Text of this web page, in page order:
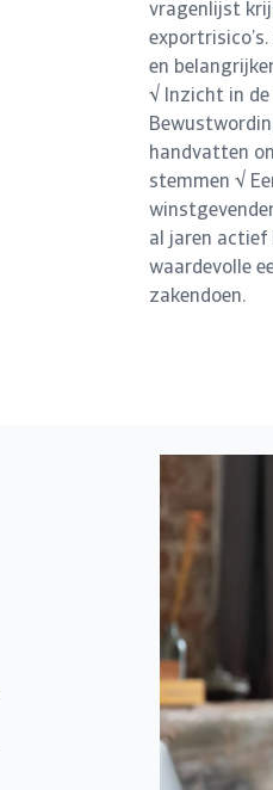
vragenlijst
en
√ Inzicht in de
handvatten
stemmen √
al jaren actief
waardevolle
zakendoen.